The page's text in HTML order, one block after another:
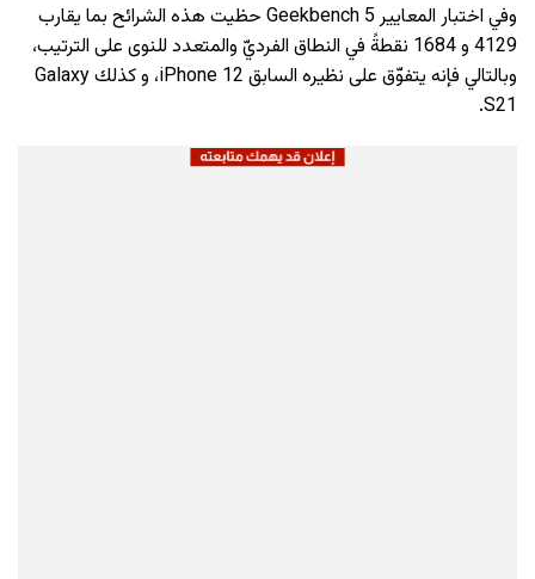
وفي اختبار المعايير Geekbench 5 حظيت هذه الشرائح بما يقارب
4129 و 1684 نقطةً في النطاق الفرديّ والمتعدد للنوى على الترتيب،
وبالتالي فإنه يتفوّق على نظيره السابق iPhone 12، و كذلك Galaxy
S21.